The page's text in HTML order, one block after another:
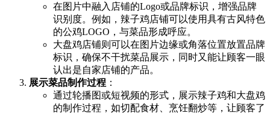
在图片中融入店铺的Logo或品牌标识，增强品牌
识别度。例如，辣子鸡店铺可以使用具有古风特色
的公鸡LOGO，与菜品形成呼应‌。
大盘鸡店铺则可以在图片边缘或角落位置放置品牌
标识，确保不干扰菜品展示，同时又能让顾客一眼
认出是自家店铺的产品‌。
展示菜品制作过程 ‌：
通过轮播图或短视频的形式，展示辣子鸡和大盘鸡
的制作过程，如切配食材、烹饪翻炒等，让顾客了